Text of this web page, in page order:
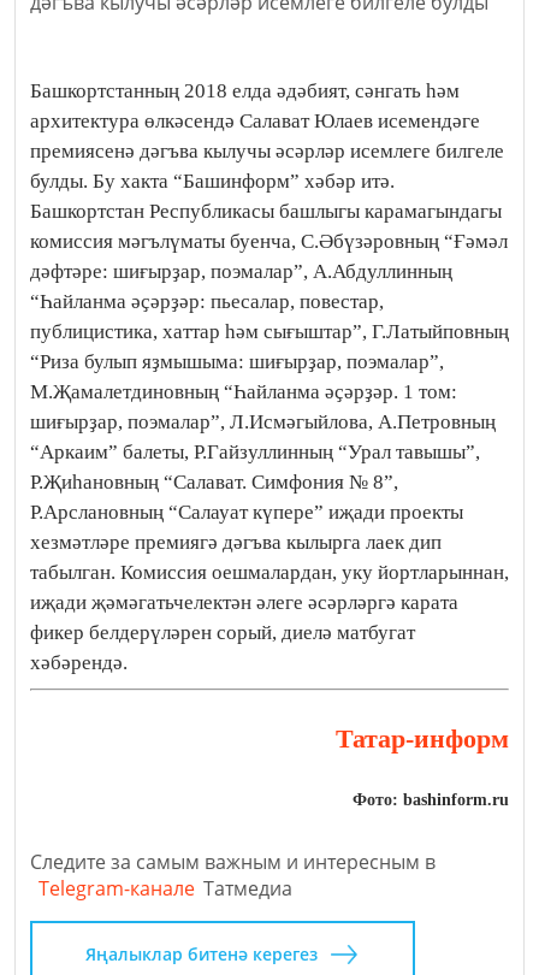
Башкортстанның 2018 елда әдәбият, сәнгать һәм
архитектура өлкәсендә Салават Юлаев исемендәге
премиясенә дәгъва кылучы әсәрләр исемлеге билгеле
булды. Бу хакта “Башинформ” хәбәр итә.
Башкортстан Республикасы башлыгы карамагындагы
комиссия мәгълүматы буенча, С.Әбүзәровның “Ғәмәл
дәфтәре: шиғырҙар, поэмалар”, А.Абдуллинның
“Һайланма әҫәрҙәр: пьесалар, повестар,
публицистика, хаттар һәм сығыштар”, Г.Латыйповның
“Риза булып яҙмышыма: шиғырҙар, поэмалар”,
М.Җамалетдиновның “Һайланма әҫәрҙәр. 1 том:
шиғырҙар, поэмалар”, Л.Исмәгыйлова, А.Петровның
“Аркаим” балеты, Р.Гайзуллинның “Урал тавышы”,
Р.Җиһановның “Салават. Симфония № 8”,
Р.Арслановның “Салауат күпере” иҗади проекты
хезмәтләре премиягә дәгъва кылырга лаек дип
табылган. Комиссия оешмалардан, уку йортларыннан,
иҗади җәмәгатьчелектән әлеге әсәрләргә карата
фикер белдерүләрен сорый, диелә матбугат
хәбәрендә.
Татар-информ
Фото: bashinform.ru
Следите за самым важным и интересным в
Telegram-канале Татмедиа
Яңалыклар битенә керегез